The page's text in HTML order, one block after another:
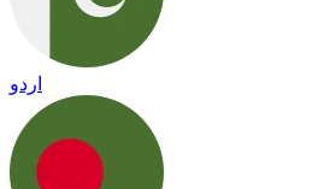
اردو